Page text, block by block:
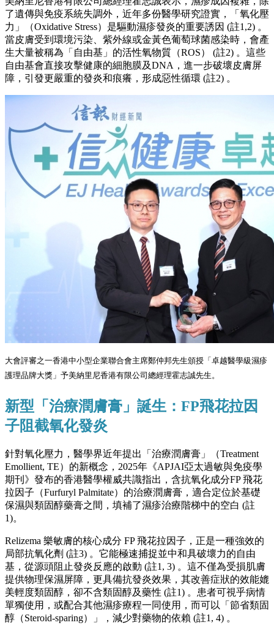
了遺傳與免疫系統失調外，近年多份醫學研究證實，「氧化壓
力」（Oxidative Stress）是驅動濕疹發炎的重要誘因 (註1,2) 。
當皮膚受到環境污染、紫外線或金黃色葡萄球菌感染時，會產
生大量被稱為「自由基」的活性氧物質（ROS） (註2) 。這些
自由基會直接攻擊健康的細胞膜及DNA，進一步破壞皮膚屏
障，引發更嚴重的發炎和痕癢，形成惡性循環 (註2) 。
大會評審之一香港中小型企業聯合會主席鄭仲邦先生頒授「卓越醫學級濕疹
護理品牌大獎」予美納里尼香港有限公司總經理霍志誠先生。
新型「治療潤膚膏」誕生：FP飛花拉因
子阻截氧化發炎
針對氧化壓力，醫學界近年提出「治療潤膚膏」（Treatment
Emollient, TE）的新概念，2025年《APJAI亞太過敏與免疫學
期刊》發布的香港醫學權威共識指出，含抗氧化成分FP 飛花
拉因子（Furfuryl Palmitate）的治療潤膚膏，適合定位於基礎
保濕與類固醇藥膏之間，填補了濕疹治療階梯中的空白 (註
1)。
Relizema 樂敏膚的核心成分 FP 飛花拉因子，正是一種強效的
局部抗氧化劑 (註3) 。它能極速捕捉並中和具破壞力的自由
基，從源頭阻止發炎反應的啟動 (註1, 3) 。這不僅為受損肌膚
提供物理保濕屏障，更具備抗發炎效果，其改善症狀的效能媲
美輕度類固醇，卻不含類固醇及藥性 (註1) 。患者可視乎病情
單獨使用，或配合其他濕疹療程一同使用，而可以「節省類固
醇（Steroid-sparing）」，減少對藥物的依賴 (註1, 4) 。